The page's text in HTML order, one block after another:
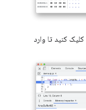
کلیک کنید تا وارد